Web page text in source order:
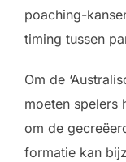
poaching-
timing tussen
Om de
moeten spelers
om de
formatie kan